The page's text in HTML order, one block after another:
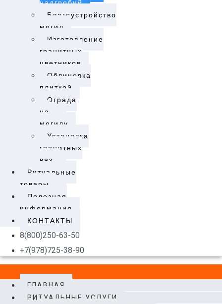
надгробий
Благоустройство
могил
Изготовление
гранитных
цветников
Облицовка
плиткой
Ограда
на
могилу
Установка
гранитных
ваз
Ритуальные
товары
Полезная
информация
КОНТАКТЫ
8(800)250-63-50
+7(978)725-38-90
ГЛАВНАЯ
РИТУАЛЬНЫЕ УСЛУГИ